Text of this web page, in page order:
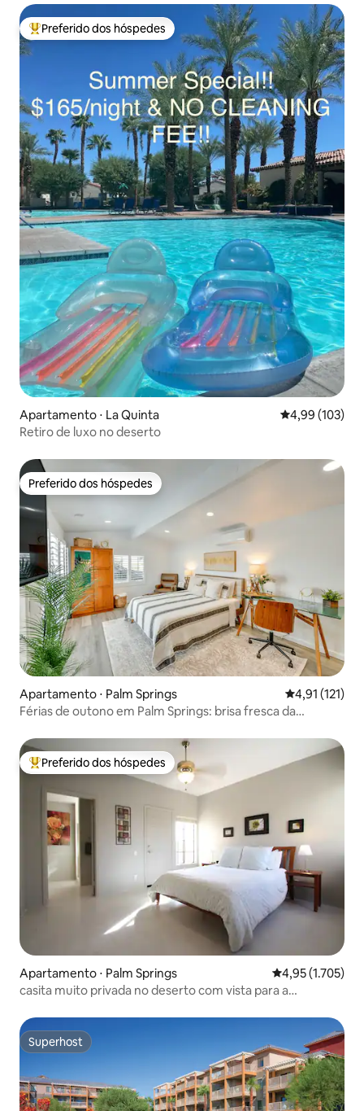
Entre os melhores preferidos dos hóspedes
Preferido dos hóspedes
Apartamento ⋅ La Quinta 4,99 de uma
4,99 (103)
Retiro de luxo no deserto
Preferido dos hóspedes
Preferido dos hóspedes
Apartamento ⋅ Palm Springs 4,91 de uma
4,91 (121)
Férias de outono em Palm Springs: brisa fresca da
Entre os melhores preferidos dos hóspedes
Preferido dos hóspedes
Apartamento ⋅ Palm Springs 4,95 de uma
4,95 (1.705)
casita muito privada no deserto com vista para a
Superhost
Superhost